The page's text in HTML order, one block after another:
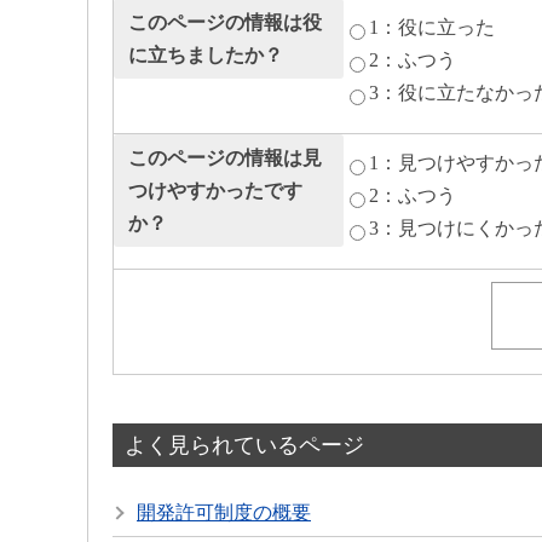
このページの情報は役
に立ちましたか？
1：役に立った
2：ふつう
3：役に立たなかっ
このページの情報は見
つけやすかったです
か？
1：見つけやすかっ
2：ふつう
3：見つけにくかっ
よく見られているページ
開発許可制度の概要